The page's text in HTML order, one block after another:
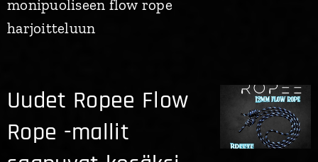
monipuoliseen flow rope
harjoitteluun
Uudet Ropee Flow
Rope -mallit